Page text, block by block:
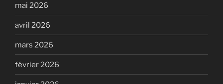
mai 2026
avril 2026
mars 2026
février 2026